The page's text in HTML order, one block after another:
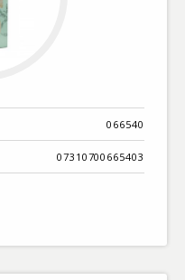
066540
07310700665403